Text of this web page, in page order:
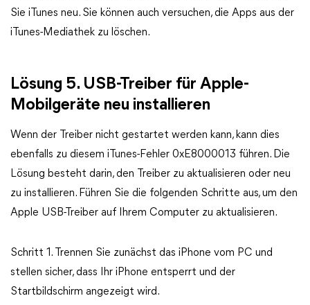
Sie iTunes neu. Sie können auch versuchen, die Apps aus der
iTunes-Mediathek zu löschen.
Lösung 5. USB-Treiber für Apple-
Mobilgeräte neu installieren
Wenn der Treiber nicht gestartet werden kann, kann dies
ebenfalls zu diesem iTunes-Fehler 0xE8000013 führen. Die
Lösung besteht darin, den Treiber zu aktualisieren oder neu
zu installieren. Führen Sie die folgenden Schritte aus, um den
Apple USB-Treiber auf Ihrem Computer zu aktualisieren.
Schritt 1. Trennen Sie zunächst das iPhone vom PC und
stellen sicher, dass Ihr iPhone entsperrt und der
Startbildschirm angezeigt wird.